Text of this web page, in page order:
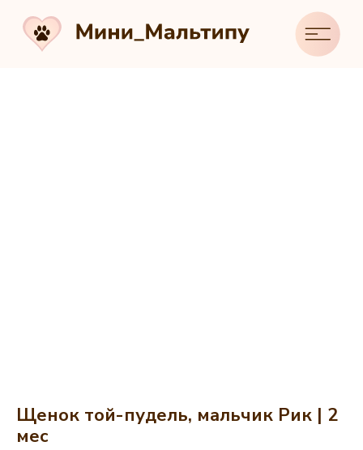
Щенок той-пудель, мальчик Рик | 2
мес